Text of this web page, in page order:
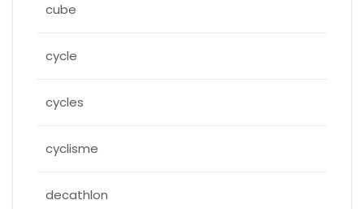
cube
cycle
cycles
cyclisme
decathlon